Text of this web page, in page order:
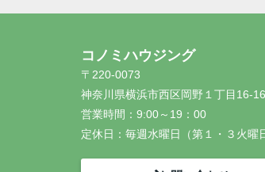
コノミハウジング
〒220-0073
神奈川県横浜市西区岡野１丁目16-
営業時間： 9:00～19：00
定休日： 毎週水曜日（第１・３火曜